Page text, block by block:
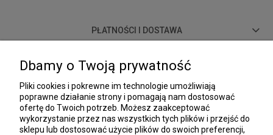
PŁATNOŚCI I DOSTAWA
INFORMACJE
DANE FIRMY
Dbamy o Twoją prywatność
Pliki cookies i pokrewne im technologie umożliwiają
poprawne działanie strony i pomagają nam dostosować
ofertę do Twoich potrzeb. Możesz zaakceptować
wykorzystanie przez nas wszystkich tych plików i przejść do
sklepu lub dostosować użycie plików do swoich preferencji,